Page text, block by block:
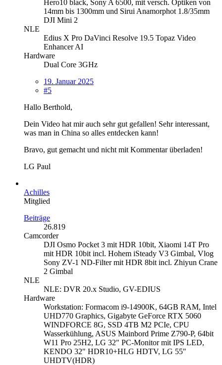
Hero10 black, Sony A 6500, mit versch. Optiken von
14mm bis 1300mm und Sirui Anamorphot 1.8/35mm
DJI Mini 2
NLE
Edius X Pro DaVinci Resolve 19.5 Topaz Video
Enhancer AI
Hardware
Dual Core 3GHz
19. Januar 2025
#5
Hallo Berthold,
Dein Video hat mir auch sehr gut gefallen! Sehr interessant,
was man in China so alles entdecken kann!
Bravo, gut gemacht und nicht mit Kommentar überladen!
LG Paul
Achilles
Mitglied
Beiträge
26.819
Camcorder
DJI Osmo Pocket 3 mit HDR 10bit, Xiaomi 14T Pro
mit HDR 10bit incl. Hohem iSteady V3 Gimbal, Vlog
Sony ZV-1 ND-Filter mit HDR 8bit incl. Zhiyun Crane
2 Gimbal
NLE
NLE: DVR 20.x Studio, GV-EDIUS
Hardware
Workstation: Formacom i9-14900K, 64GB RAM, Intel
UHD770 Graphics, Gigabyte GeForce RTX 5060
WINDFORCE 8G, SSD 4TB M2 PCIe, CPU
Wasserkühlung, ASUS Mainbord Prime Z790-P, 64bit
W11 Pro 25H2, LG 32" PC-Monitor mit IPS LED,
KENDO 32" HDR10+HLG HDTV, LG 55"
UHDTV(HDR)